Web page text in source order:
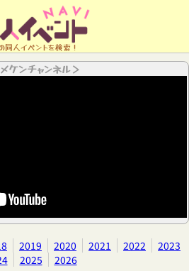
同人イベントを検索！
ケンチャンネル＞
2019 2020 2021 2022
2023
2025 2026